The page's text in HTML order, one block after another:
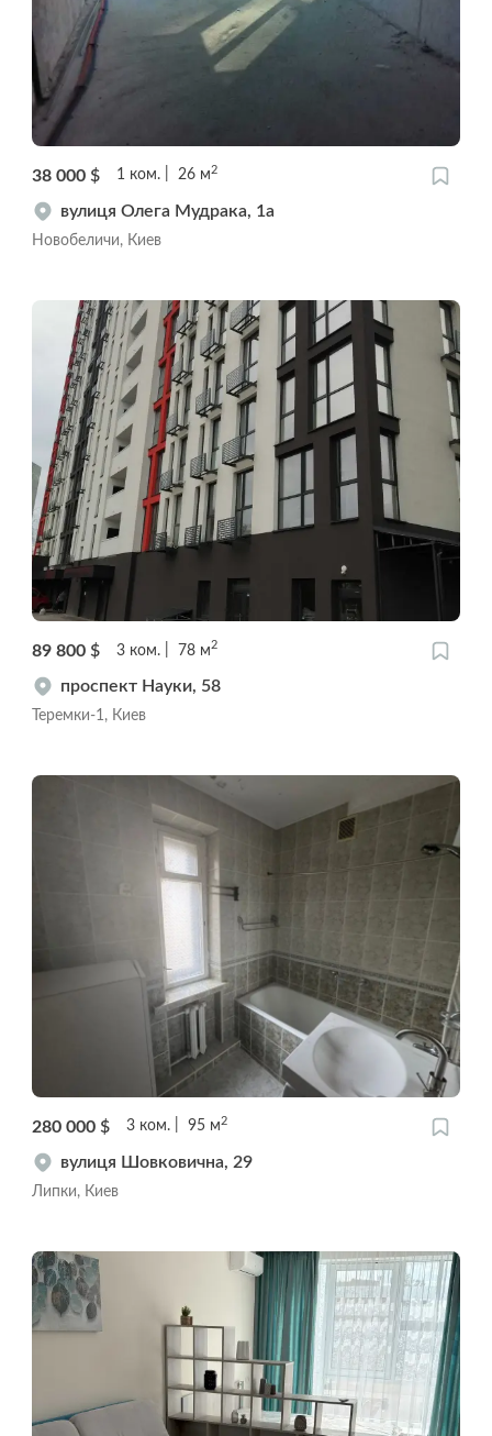
38 000 $ 1 ком. 26 м 2
вулиця Олега Мудрака, 1а
Новобеличи, Киев
89 800 $ 3 ком. 78 м2
проспект Науки, 58
Теремки-1, Киев
280 000 $ 3 ком. 95 м 2
вулиця Шовковична, 29
Липки, Киев